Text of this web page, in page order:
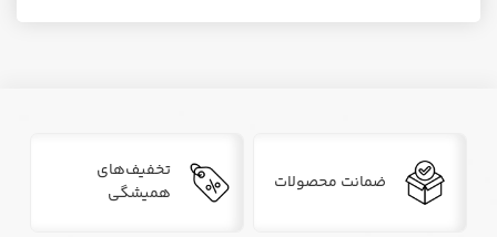
ضمانت محصولات
تخفیف‌های
همیشگی